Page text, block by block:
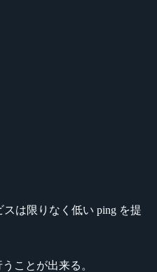
は限りなく低い ping を提
ことが出来る。